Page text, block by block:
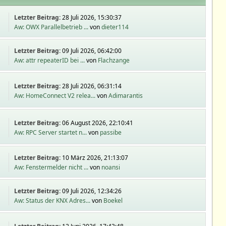
Letzter Beitrag:28 Juli 2026, 15:30:37
Aw: OWX Parallelbetrieb ...vondieter114
Letzter Beitrag:09 Juli 2026, 06:42:00
Aw: attr repeaterID bei ...von Flachzange
Letzter Beitrag:28 Juli 2026, 06:31:14
Aw: HomeConnect V2 relea...vonAdimarantis
Letzter Beitrag:06 August 2026, 22:10:41
Aw: RPC Server startet n...von passibe
Letzter Beitrag: 10 März 2026, 21:13:07
Aw: Fenstermelder nicht ...von noansi
Letzter Beitrag:09 Juli 2026, 12:34:26
Aw: Status der KNX Adres...von Boekel